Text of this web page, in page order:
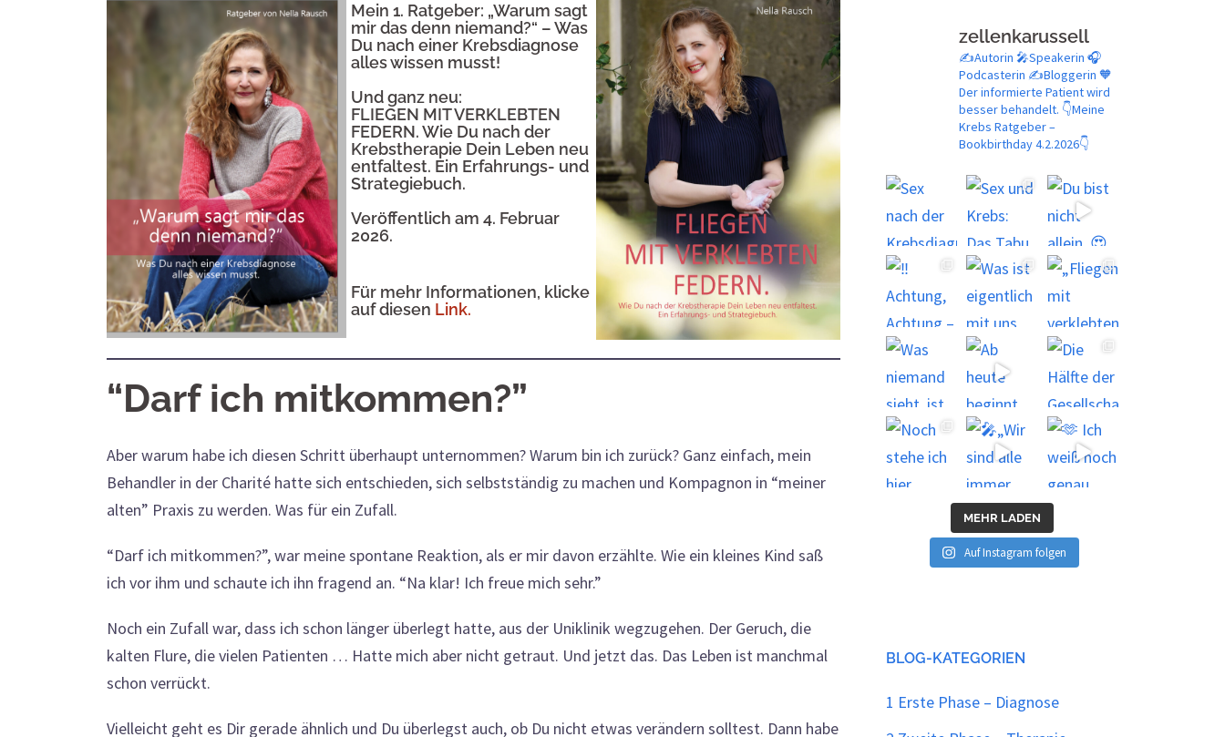
Mein 1. Ratgeber: „Warum sagt
mir das denn niemand?“ – Was
Du nach einer Krebsdiagnose
alles wissen musst!
Und ganz neu:
FLIEGEN MIT VERKLEBTEN
FEDERN. Wie Du nach der
Krebstherapie Dein Leben neu
entfaltest. Ein Erfahrungs- und
Strategiebuch.
Veröffentlich am 4. Februar
2026.
Für mehr Informationen, klicke
auf diesen Link.
“Darf ich mitkommen?”
Aber warum habe ich diesen Schritt überhaupt unternommen? Warum bin ich zurück? Ganz einfach, mein
Behandler in der Charité hatte sich entschieden, sich selbstständig zu machen und Kompagnon in “meiner
alten” Praxis zu werden. Was für ein Zufall.
“Darf ich mitkommen?”, war meine spontane Reaktion, als er mir davon erzählte. Wie ein kleines Kind saß
ich vor ihm und schaute ich ihn fragend an. “Na klar! Ich freue mich sehr.”
Noch ein Zufall war, dass ich schon länger überlegt hatte, aus der Uniklinik wegzugehen. Der Geruch, die
kalten Flure, die vielen Patienten … Hatte mich aber nicht getraut. Und jetzt das. Das Leben ist manchmal
schon verrückt.
Vielleicht geht es Dir gerade ähnlich und Du überlegst auch, ob Du nicht etwas verändern solltest. Dann habe
zellenkarussell
✍️Autorin 🎤Speakerin 🎧
Podcasterin ✍️Bloggerin 🧡
Der informierte Patient wird
besser behandelt. 👇Meine
Krebs Ratgeber –
Bookbirthday 4.2.2026👇
MEHR LADEN
Auf Instagram folgen
BLOG-KATEGORIEN
1 Erste Phase – Diagnose